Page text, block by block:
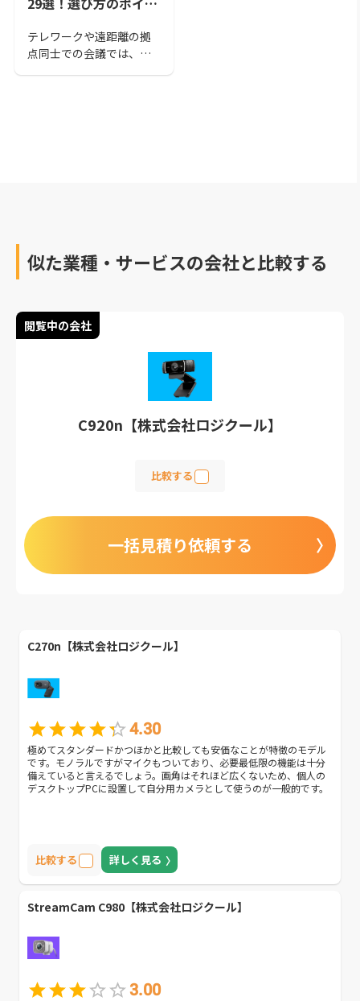
テレワークや遠距離の拠
点同士での会議では、
似た業種・サービスの会社と比較する
閲覧中の会社
C920n【株式会社ロジクール】
比較する
一括見積り依頼する
C270n【株式会社ロジクール】
4.30
極めてスタンダードかつほかと比較しても安価なことが特徴のモデル
です。モノラルですがマイクもついており、必要最低限の機能は十分
備えていると言えるでしょう。画角はそれほど広くないため、個人の
デスクトップPCに設置して自分用カメラとして使うのが一般的です。
比較する 詳しく見る
StreamCam C980【株式会社ロジクール】
3.00